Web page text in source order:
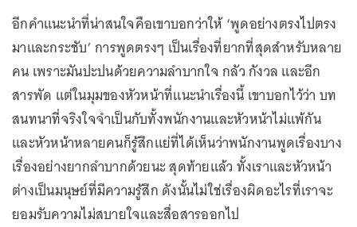
อีกคำแนะนำที่น่าสนใจคือเขาบอกว่าให้ ‘พูดอย่างตรงไปตรง
มาและกระชับ’ การพูดตรงๆ เป็นเรื่องที่ยากที่สุดสำหรับหลาย
คน เพราะมันปะปนด้วยความลำบากใจ กลัว กังวล และอีก
สารพัด แต่ในมุมของหัวหน้าที่แนะนำเรื่องนี้ เขาบอกไว้ว่า บท
สนทนาที่จริงใจจำเป็นกับทั้งพนักงานและหัวหน้าไม่แพ้กัน
และหัวหน้าหลายคนก็รู้สึกแย่ที่ได้เห็นว่าพนักงานพูดเรื่องบาง
เรื่องอย่างยากลำบากด้วยนะ สุดท้ายแล้ว ทั้งเราและหัวหน้า
ต่างเป็นมนุษย์ที่มีความรู้สึก ดังนั้นไม่ใช่เรื่องผิดอะไรที่เราจะ
ยอมรับความไม่สบายใจและสื่อสารออกไป